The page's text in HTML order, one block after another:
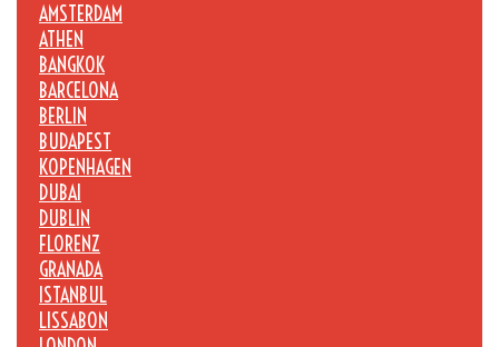
AMSTERDAM
ATHEN
BANGKOK
BARCELONA
BERLIN
BUDAPEST
KOPENHAGEN
DUBAI
DUBLIN
FLORENZ
GRANADA
ISTANBUL
LISSABON